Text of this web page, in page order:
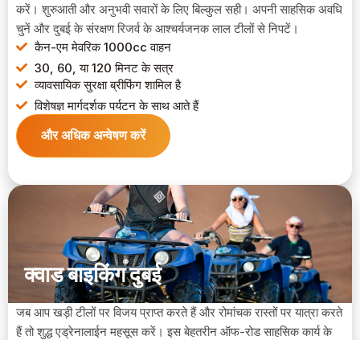
करें। शुरुआती और अनुभवी सवारों के लिए बिल्कुल सही। अपनी साहसिक अवधि
चुनें और दुबई के संरक्षण रिजर्व के आश्चर्यजनक लाल टीलों से निपटें।
कैन-एम मेवरिक 1000cc वाहन
30, 60, या 120 मिनट के सत्र
व्यावसायिक सुरक्षा ब्रीफिंग शामिल है
विशेषज्ञ मार्गदर्शक पर्यटन के साथ आते हैं
और अधिक अन्वेषण करें
क्वाड बाइकिंग दुबई
जब आप खड़ी टीलों पर विजय प्राप्त करते हैं और रोमांचक रास्तों पर यात्रा करते
हैं तो शुद्ध एड्रेनालाईन महसूस करें। इस बेहतरीन ऑफ-रोड साहसिक कार्य के